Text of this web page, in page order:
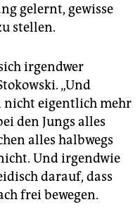
gelernt, gewisse
stellen.
irgendwer
„Und
nicht eigentlich mehr
den Jungs alles
alles halbwegs
Und irgendwie
darauf, dass
frei bewegen.